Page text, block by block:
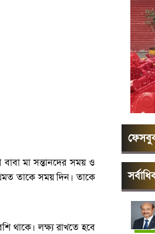
মা সন্তানদের সময় ও
তাকে সময় দিন। তাকে
থাকে। লক্ষ্য রাখতে হবে